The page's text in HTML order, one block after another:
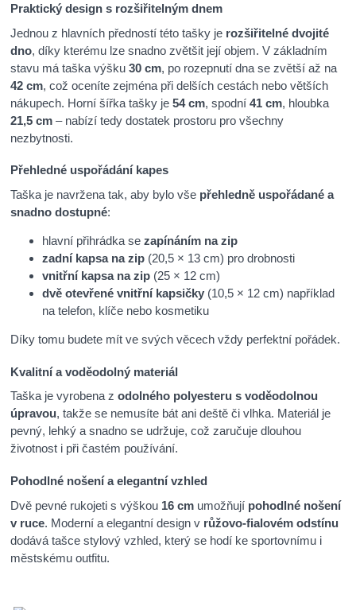
Praktický design s rozšiřitelným dnem
Jednou z hlavních předností této tašky je rozšiřitelné dvojité
dno, díky kterému lze snadno zvětšit její objem. V základním
stavu má taška výšku30 cm, po rozepnutí dna se zvětší až na
42 cm, což oceníte zejména při delších cestách nebo větších
nákupech. Horní šířka tašky je54 cm, spodní41 cm, hloubka
21,5 cm – nabízí tedy dostatek prostoru pro všechny
nezbytnosti.
Přehledné uspořádání kapes
Taška je navržena tak, aby bylo vše přehledně uspořádané a
snadno dostupné:
hlavní přihrádka sezapínáním na zip
zadní kapsa na zip (20,5 × 13 cm) pro drobnosti
vnitřní kapsa na zip (25 × 12 cm)
dvě otevřené vnitřní kapsičky (10,5 × 12 cm) například
na telefon, klíče nebo kosmetiku
Díky tomu budete mít ve svých věcech vždy perfektní pořádek.
Kvalitní a voděodolný materiál
Taška je vyrobena zodolného polyesteru s voděodolnou
úpravou, takže se nemusíte bát ani deště či vlhka. Materiál je
pevný, lehký a snadno se udržuje, což zaručuje dlouhou
životnost i při častém používání.
Pohodlné nošení a elegantní vzhled
Dvě pevné rukojeti s výškou 16 cm umožňují pohodlné nošení
v ruce. Moderní a elegantní design v růžovo-fialovém odstínu
dodává tašce stylový vzhled, který se hodí ke sportovnímu i
městskému outfitu.